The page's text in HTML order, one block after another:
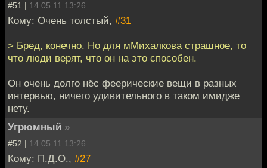
#51 | 14.05.11 13:26
Кому: Очень толстый, #31
> Бред, конечно. Но для мМихалкова страшное, то
что люди верят, что он на это способен.
Он очень долго нёс феерические вещи в разных
интервью, ничего удивительного в таком имидже
нету.
Угрюмный »
#52 | 14.05.11 13:26
Кому: П.Д.О., #27